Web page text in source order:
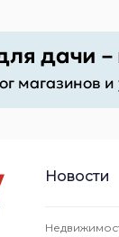
Новости